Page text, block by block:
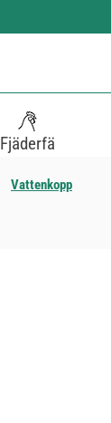
Fjäderfä
Vattenkopp